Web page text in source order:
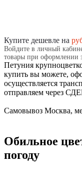
Купите дешевле на
Войдите в личный
товары при оформлении
Петуния
купить вы можете,
осуществляется
отправляем через
Самовывоз Москва,
Обильное
погоду